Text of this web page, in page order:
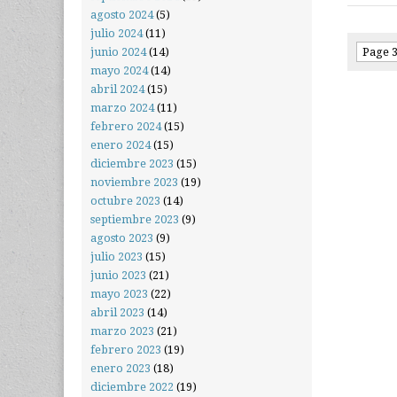
Page
agosto 2024(5)
julio 2024(11)
junio 2024(14)
mayo 2024(14)
abril 2024(15)
marzo 2024(11)
febrero 2024(15)
enero 2024(15)
diciembre 2023 (15)
noviembre 2023 (19)
octubre 2023 (14)
septiembre 2023 (9)
agosto 2023 (9)
julio 2023 (15)
junio 2023 (21)
mayo 2023 (22)
abril 2023 (14)
marzo 2023 (21)
febrero 2023 (19)
enero 2023 (18)
diciembre 2022 (19)